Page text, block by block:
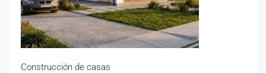
Construcción de casas